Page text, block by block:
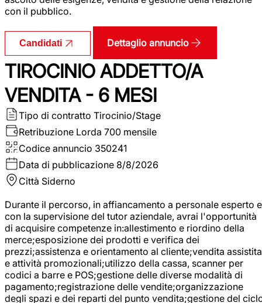
con il pubblico.
Candidati Dettaglio annuncio
TIROCINIO ADDETTO/A
VENDITA - 6 MESI
Tipo di contratto Tirocinio/Stage
Retribuzione Lorda 700 mensile
Codice annuncio 350241
Data di pubblicazione 8/8/2026
Città Siderno
Durante il percorso, in affiancamento a personale esperto e
con la supervisione del tutor aziendale, avrai l'opportunità
di acquisire competenze in:allestimento e riordino della
merce;esposizione dei prodotti e verifica dei
prezzi;assistenza e orientamento al cliente;vendita assistita
e attività promozionali;utilizzo della cassa, scanner per
codici a barre e POS;gestione delle diverse modalità di
pagamento;registrazione delle vendite;organizzazione
degli spazi e dei reparti del punto vendita;gestione del